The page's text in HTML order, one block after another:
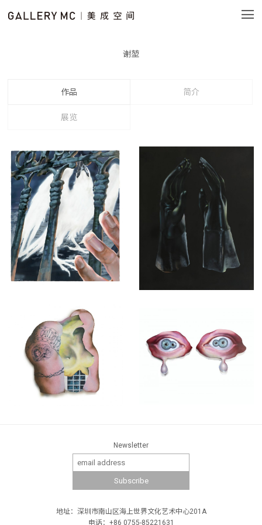
谢堃
作品 简介
展览
Newsletter
地址：深圳市南山区海上世界文化艺术中心201A
电话：+86 0755-85221631